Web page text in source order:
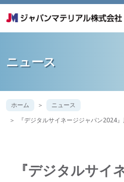
ニュース
ホーム
ニュース
『デジタルサイネージジャパン2024
『デジタルサイ